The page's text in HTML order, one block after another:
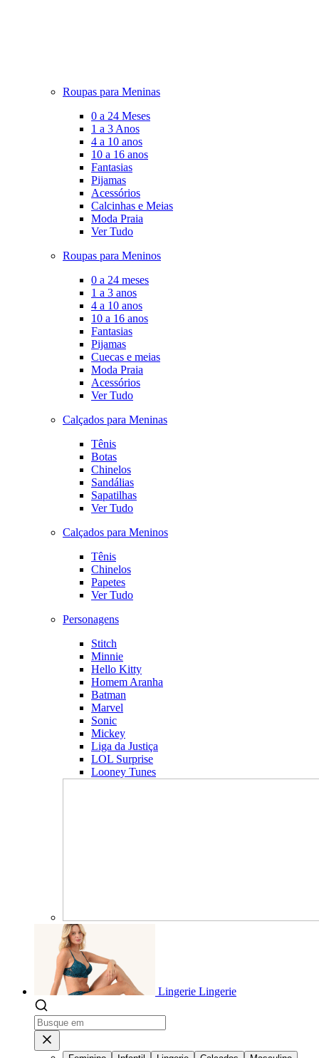
Roupas para Meninas
0 a 24 Meses
1 a 3 Anos
4 a 10 anos
10 a 16 anos
Fantasias
Pijamas
Acessórios
Calcinhas e Meias
Moda Praia
Ver Tudo
Roupas para Meninos
0 a 24 meses
1 a 3 anos
4 a 10 anos
10 a 16 anos
Fantasias
Pijamas
Cuecas e meias
Moda Praia
Acessórios
Ver Tudo
Calçados para Meninas
Tênis
Botas
Chinelos
Sandálias
Sapatilhas
Ver Tudo
Calçados para Meninos
Tênis
Chinelos
Papetes
Ver Tudo
Personagens
Stitch
Minnie
Hello Kitty
Homem Aranha
Batman
Marvel
Sonic
Mickey
Liga da Justiça
LOL Surprise
Looney Tunes
Lingerie Lingerie